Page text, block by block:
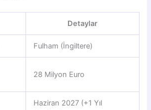
Detaylar
Fulham (İngiltere)
28 Milyon Euro
Haziran 2027 (+1 Yıl